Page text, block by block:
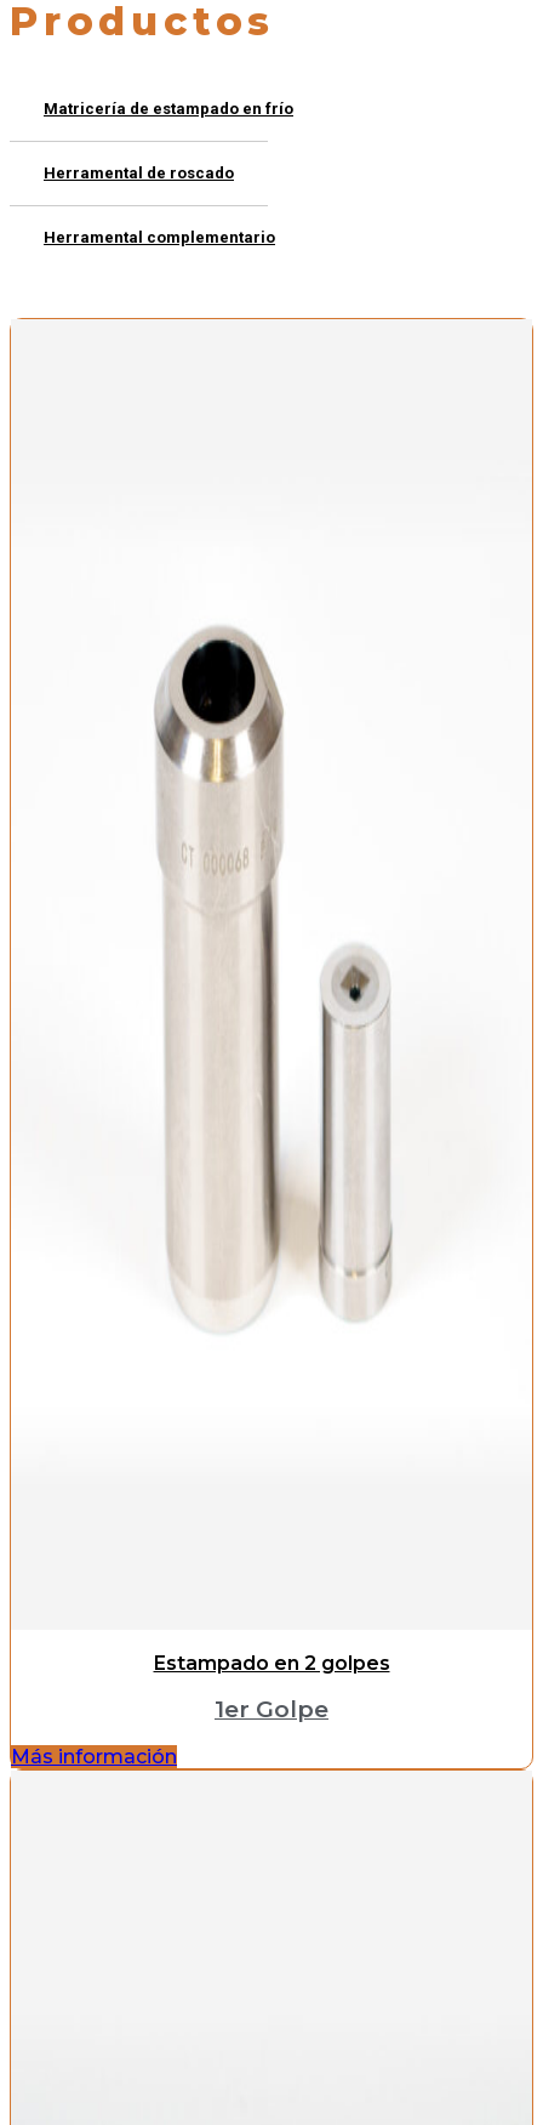
Productos
Matricería de estampado en frío
Herramental de roscado
Herramental complementario
Estampado en 2 golpes
1er Golpe
Más información